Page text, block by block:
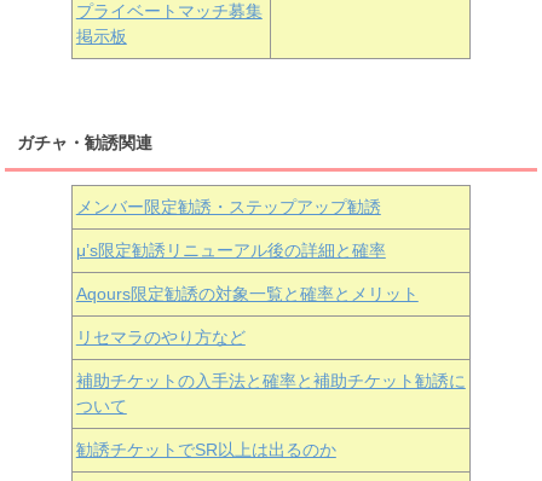
プライベートマッチ募集
掲示板
ガチャ・勧誘関連
メンバー限定勧誘・ステップアップ勧誘
μ’s限定勧誘リニューアル後の詳細と確率
Aqours限定勧誘の対象一覧と確率とメリット
リセマラのやり方など
補助チケットの入手法と確率と補助チケット勧誘に
ついて
勧誘チケットでSR以上は出るのか